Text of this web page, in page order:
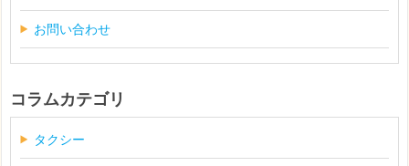
お問い合わせ
コラムカテゴリ
タクシー